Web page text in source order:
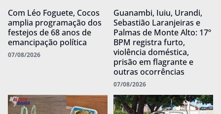
Com Léo Foguete, Cocos
amplia programação dos
festejos de 68 anos de
emancipação política
07/08/2026
Guanambi, Iuiu, Urandi,
Sebastião Laranjeiras e
Palmas de Monte Alto: 17º
BPM registra furto,
violência doméstica,
prisão em flagrante e
outras ocorrências
07/08/2026